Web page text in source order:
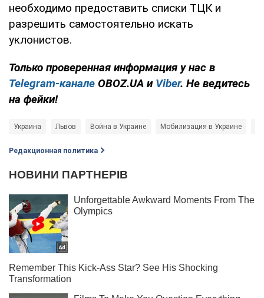
необходимо предоставить списки ТЦК и
разрешить самостоятельно искать
уклонистов.
Только проверенная информация у нас в
Telegram-канале OBOZ.UA и Viber. Не ведитесь
на фейки!
Украина Львов Война в Украине Мобилизация в Украине
Редакционная политика